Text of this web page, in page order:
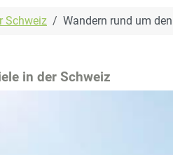
Schweiz Wandern rund um
in der Schweiz